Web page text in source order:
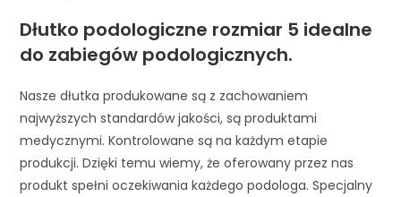
Dłutko podologiczne rozmiar 5 idealne
do zabiegów podologicznych.
Nasze dłutka produkowane są z zachowaniem
najwyższych standardów jakości, są produktami
medycznymi. Kontrolowane są na każdym etapie
produkcji. Dzięki temu wiemy, że oferowany przez nas
produkt spełni oczekiwania każdego podologa. Specjalny